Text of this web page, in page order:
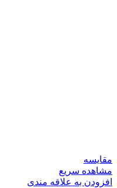
مقایسه
مشاهده سریع
افزودن به علاقه مندی